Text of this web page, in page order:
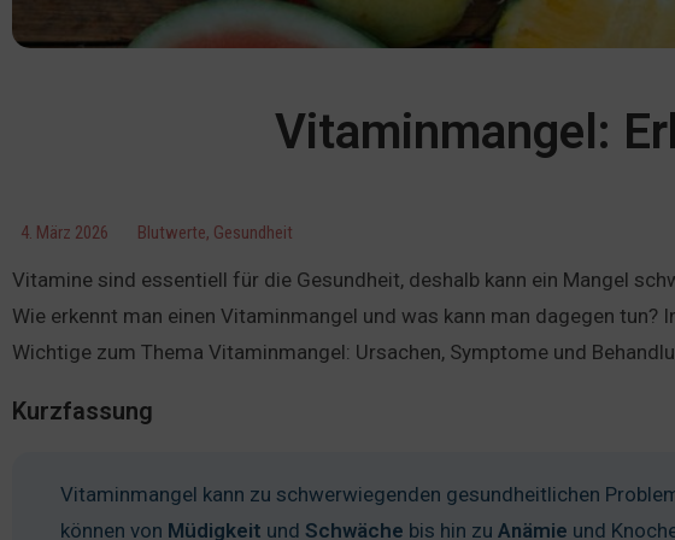
Vitaminmangel:
4. März 2026 Blutwerte, Gesundheit
Vitamine sind essentiell für die Gesundheit, deshalb kann ein Mangel
Wie erkennt man einen Vitaminmangel und was kann man dagegen tun?
Wichtige zum Thema Vitaminmangel: Ursachen, Symptome und
Kurzfassung
Vitaminmangel kann zu schwerwiegenden gesundheitlichen
können von Müdigkeit und Schwäche bis hin zu Anämie und